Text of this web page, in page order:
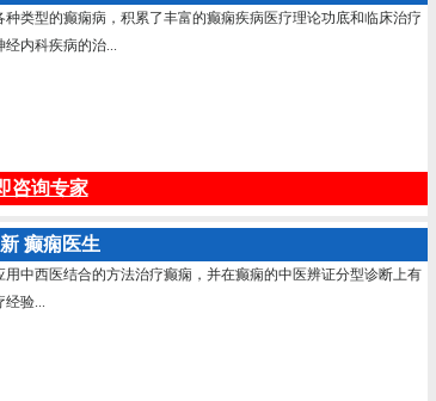
类型的癫痫病，积累了丰富的癫痫疾病医疗理论功底和临床治疗
内科疾病的治...
咨询专家
癫痫医生
中西医结合的方法治疗癫痫，并在癫痫的中医辨证分型诊断上有
经验...